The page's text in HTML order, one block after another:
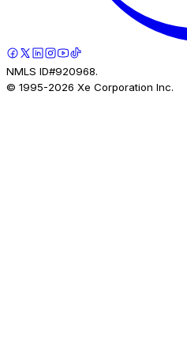
NMLS ID#920968.
© 1995-2026 Xe Corporation Inc.